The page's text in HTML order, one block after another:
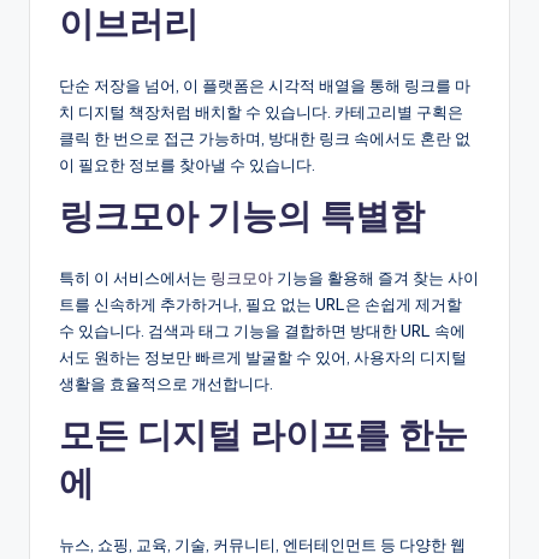
이브러리
단순 저장을 넘어, 이 플랫폼은 시각적 배열을 통해 링크를 마
치 디지털 책장처럼 배치할 수 있습니다. 카테고리별 구획은
클릭 한 번으로 접근 가능하며, 방대한 링크 속에서도 혼란 없
이 필요한 정보를 찾아낼 수 있습니다.
링크모아 기능의 특별함
특히 이 서비스에서는 링크모아 기능을 활용해 즐겨 찾는 사이
트를 신속하게 추가하거나, 필요 없는 URL은 손쉽게 제거할
수 있습니다. 검색과 태그 기능을 결합하면 방대한 URL 속에
서도 원하는 정보만 빠르게 발굴할 수 있어, 사용자의 디지털
생활을 효율적으로 개선합니다.
모든 디지털 라이프를 한눈
에
뉴스, 쇼핑, 교육, 기술, 커뮤니티, 엔터테인먼트 등 다양한 웹